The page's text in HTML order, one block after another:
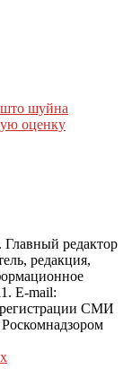
шуйна
оценку
редактор
редакция,
E-mail:
регистрации СМИ